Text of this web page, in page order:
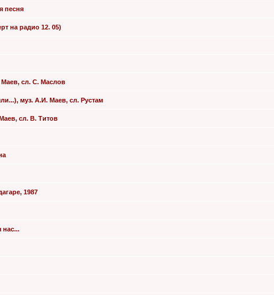
песня
на радио 12. 05)
сл. С. Маслов
муз. А.И. Маев, сл. Рустам
сл. В. Титов
1987
нас...